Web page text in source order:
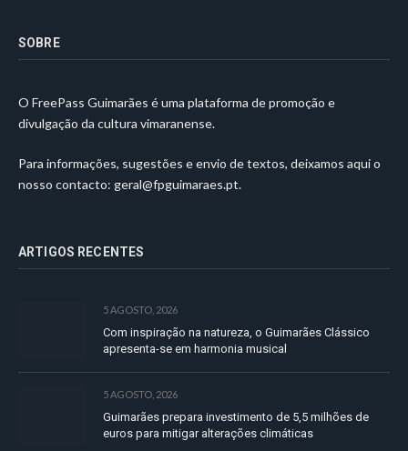
SOBRE
O FreePass Guimarães é uma plataforma de promoção e
divulgação da cultura vimaranense.
Para informações, sugestões e envio de textos, deixamos aqui o
nosso contacto: geral@fpguimaraes.pt.
ARTIGOS RECENTES
5 AGOSTO, 2026
Com inspiração na natureza, o Guimarães Clássico
apresenta-se em harmonia musical
5 AGOSTO, 2026
Guimarães prepara investimento de 5,5 milhões de
euros para mitigar alterações climáticas